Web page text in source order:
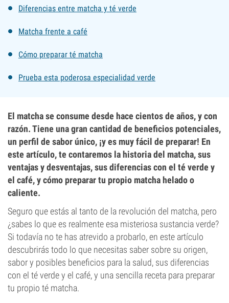
Diferencias entre matcha y té verde
Matcha frente a café
Cómo preparar té matcha
Prueba esta poderosa especialidad verde
El matcha se consume desde hace cientos de años, y con
razón. Tiene una gran cantidad de beneficios potenciales,
un perfil de sabor único, ¡y es muy fácil de preparar! En
este artículo, te contaremos la historia del matcha, sus
ventajas y desventajas, sus diferencias con el té verde y
el café, y cómo preparar tu propio matcha helado o
caliente.
Seguro que estás al tanto de la revolución del matcha, pero
¿sabes lo que es realmente esa misteriosa sustancia verde?
Si todavía no te has atrevido a probarlo, en este artículo
descubrirás todo lo que necesitas saber sobre su origen,
sabor y posibles beneficios para la salud, sus diferencias
con el té verde y el café, y una sencilla receta para preparar
tu propio té matcha.